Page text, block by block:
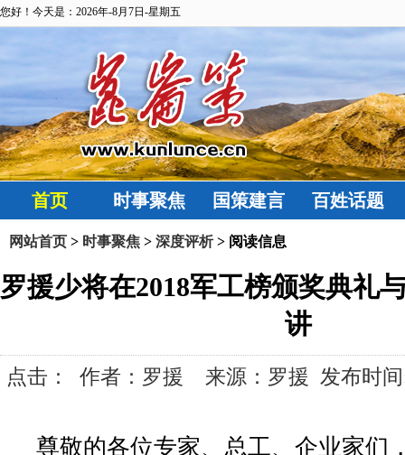
您好！今天是：2026年-8月7日-星期五
首页 时事聚焦 国策建言 百姓话题
网站首页 > 时事聚焦 > 深度评析> 阅读信息
罗援少将在2018军工榜颁奖典礼
讲
点击： 作者：罗援 来源：罗援 发布时间
尊敬的各位专家、总工、企业家们